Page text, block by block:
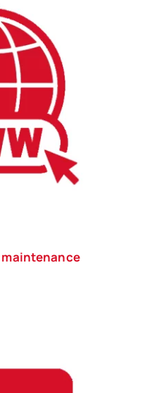
maintenance